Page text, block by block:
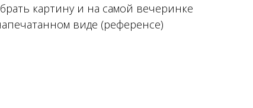
картину и на самой вечеринке
виде (референсе)